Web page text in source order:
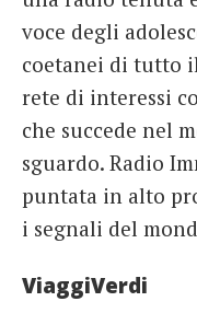
voce degli
coetanei di tutto
rete di interessi
che succede nel
sguardo. Radio
puntata in alto
i segnali del
ViaggiVerdi